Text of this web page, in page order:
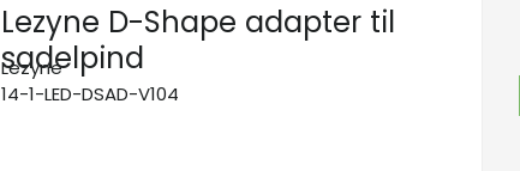
Lezyne D-Shape adapter til
sadelpind
Lezyne
14-1-LED-DSAD-V104